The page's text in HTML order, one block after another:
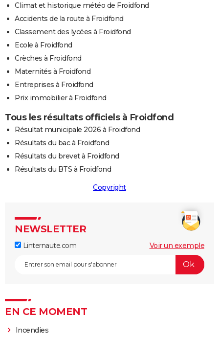
Climat et historique météo de Froidfond
Accidents de la route à Froidfond
Classement des lycées à Froidfond
Ecole à Froidfond
Crèches à Froidfond
Maternités à Froidfond
Entreprises à Froidfond
Prix immobilier à Froidfond
Tous les résultats officiels à Froidfond
Résultat municipale 2026 à Froidfond
Résultats du bac à Froidfond
Résultats du brevet à Froidfond
Résultats du BTS à Froidfond
Copyright
NEWSLETTER
Linternaute.com Voir un exemple
EN CE MOMENT
Incendies